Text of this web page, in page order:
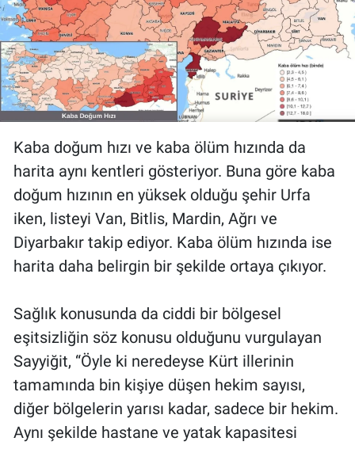
Kaba doğum hızı ve kaba ölüm hızında da
harita aynı kentleri gösteriyor. Buna göre kaba
doğum hızının en yüksek olduğu şehir Urfa
iken, listeyi Van, Bitlis, Mardin, Ağrı ve
Diyarbakır takip ediyor. Kaba ölüm hızında ise
harita daha belirgin bir şekilde ortaya çıkıyor.
Sağlık konusunda da ciddi bir bölgesel
eşitsizliğin söz konusu olduğunu vurgulayan
Sayyiğit, “Öyle ki neredeyse Kürt illerinin
tamamında bin kişiye düşen hekim sayısı,
diğer bölgelerin yarısı kadar, sadece bir hekim.
Aynı şekilde hastane ve yatak kapasitesi